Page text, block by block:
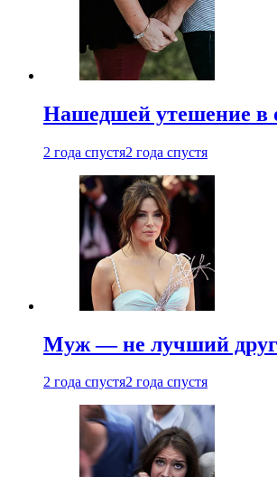
Нашедшей утешение в
2 года спустя2 года спустя
Муж — не лучший друг:
2 года спустя2 года спустя